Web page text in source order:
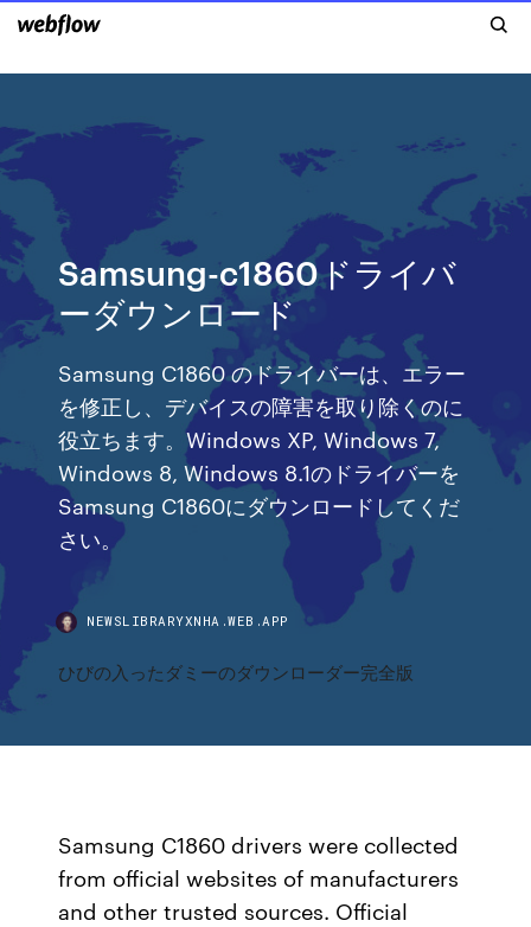
Samsung-c1860ドライバ
ーダウンロード
Samsung C1860 のドライバーは、エラー
を修正し、デバイスの障害を取り除くのに
役立ちます。Windows XP, Windows 7,
Windows 8, Windows 8.1のドライバーを
Samsung C1860にダウンロードしてくだ
さい。
NEWSLIBRARYXNHA.WEB.APP
ひびの入ったダミーのダウンローダー完全版
Samsung C1860 drivers were collected
from official websites of manufacturers
and other trusted sources. Official